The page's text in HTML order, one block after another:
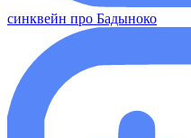
синквейн про Бадыноко